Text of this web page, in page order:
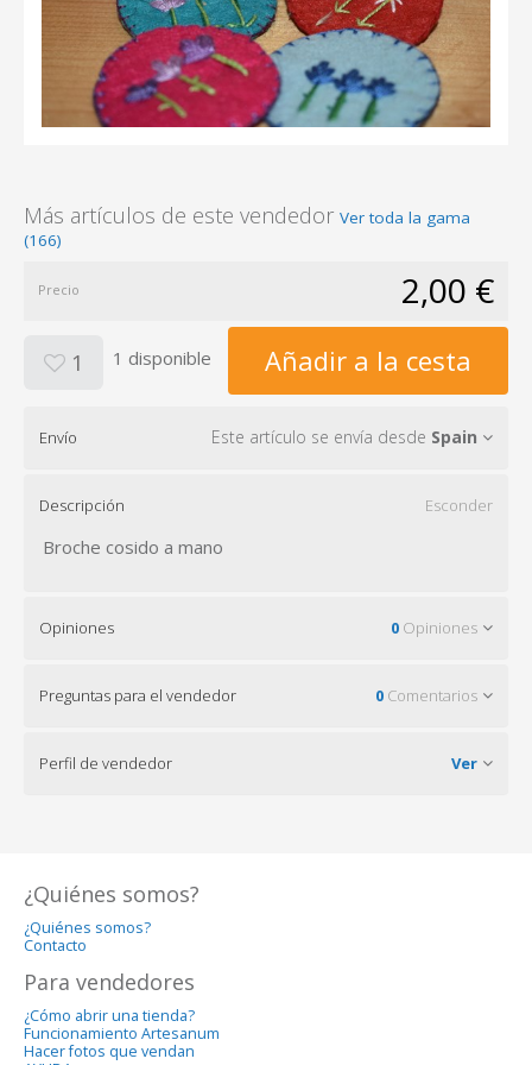
Más artículos de este vendedor Ver toda la gama
(166)
Precio 2,00 €
1 1 disponible Añadir a la cesta
Envío Este artículo se envía desde Spain
Descripción Esconder
Broche cosido a mano
Opiniones 0 Opiniones
Preguntas para el vendedor 0 Comentarios
Perfil de vendedor Ver
¿Quiénes somos?
¿Quiénes somos?
Contacto
Para vendedores
¿Cómo abrir una tienda?
Funcionamiento Artesanum
Hacer fotos que vendan